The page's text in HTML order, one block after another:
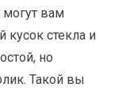
могут вам
кусок стекла и
но
Такой вы